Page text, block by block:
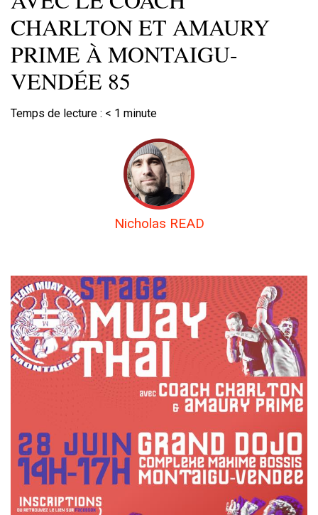
CHARLTON ET AMAURY
PRIME À MONTAIGU-
VENDÉE 85
Temps de lecture : < 1 minute
Nicholas READ